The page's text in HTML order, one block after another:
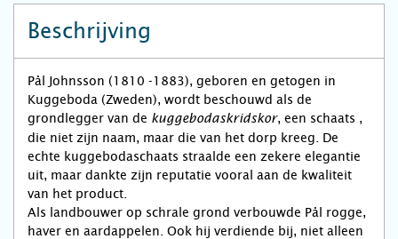
Beschrijving
Pål Johnsson (1810 -1883), geboren en getogen in
Kuggeboda (Zweden), wordt beschouwd als de
grondlegger van de kuggebodaskridskor, een schaats ,
die niet zijn naam, maar die van het dorp kreeg. De
echte kuggebodaschaats straalde een zekere elegantie
uit, maar dankte zijn reputatie vooral aan de kwaliteit
van het product.
Als landbouwer op schrale grond verbouwde Pål rogge,
haver en aardappelen. Ook hij verdiende bij, niet alleen